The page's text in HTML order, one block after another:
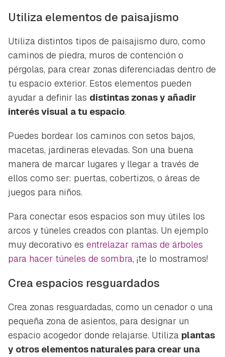
Utiliza elementos de paisajismo
Utiliza distintos tipos de paisajismo duro, como
caminos de piedra, muros de contención o
pérgolas, para crear zonas diferenciadas dentro de
tu espacio exterior. Estos elementos pueden
ayudar a definir las distintas zonas y añadir
interés visual a tu espacio.
Puedes bordear los caminos con setos bajos,
macetas, jardineras elevadas. Son una buena
manera de marcar lugares y llegar a través de
ellos como ser: puertas, cobertizos, o áreas de
juegos para niños.
Para conectar esos espacios son muy útiles los
arcos y túneles creados con plantas. Un ejemplo
muy decorativo es entrelazar ramas de árboles
para hacer túneles de sombra, ¡te lo mostramos!
Crea espacios resguardados
Crea zonas resguardadas, como un cenador o una
pequeña zona de asientos, para designar un
espacio acogedor donde relajarse. Utiliza plantas
y otros elementos naturales para crear una
ACEPTAR